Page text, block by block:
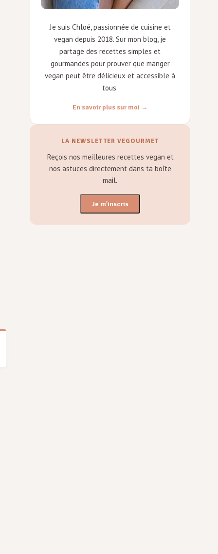
Je suis Chloé, passionnée de cuisine et
vegan depuis 2018. Sur mon blog, je
partage des recettes simples et
gourmandes pour prouver que manger
vegan peut être délicieux et accessible à
tous.
En savoir plus sur moi →
LA NEWSLETTER VEGOURMET
Reçois nos meilleures recettes vegan et
nos astuces directement dans ta boîte
mail.
Je m'inscris